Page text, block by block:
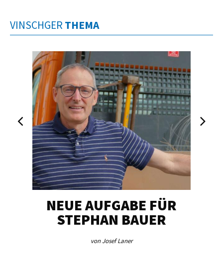
VINSCHGER THEMA
NEUE AUFGABE FÜR
STEPHAN BAUER
von Josef Laner